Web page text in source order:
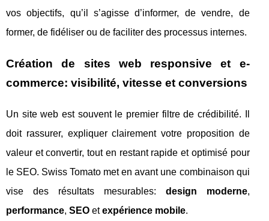
vos objectifs, qu’il s’agisse d’informer, de vendre, de
former, de fidéliser ou de faciliter des processus internes.
Création de sites web responsive et e-
commerce: visibilité, vitesse et conversions
Un site web est souvent le premier filtre de crédibilité. Il
doit rassurer, expliquer clairement votre proposition de
valeur et convertir, tout en restant rapide et optimisé pour
le SEO. Swiss Tomato met en avant une combinaison qui
vise des résultats mesurables: design moderne,
performance, SEO etexpérience mobile.